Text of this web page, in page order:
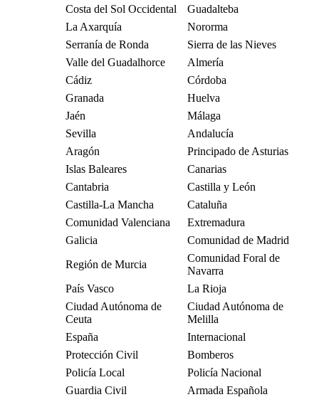
Costa del Sol Occidental
Guadalteba
La Axarquía
Nororma
Serranía de Ronda
Sierra de las Nieves
Valle del Guadalhorce
Almería
Cádiz
Córdoba
Granada
Huelva
Jaén
Málaga
Sevilla
Andalucía
Aragón
Principado de Asturias
Islas Baleares
Canarias
Cantabria
Castilla y León
Castilla-La Mancha
Cataluña
Comunidad Valenciana
Extremadura
Galicia
Comunidad de Madrid
Región de Murcia
Comunidad Foral de
Navarra
País Vasco
La Rioja
Ciudad Autónoma de
Ceuta
Ciudad Autónoma de
Melilla
España
Internacional
Protección Civil
Bomberos
Policía Local
Policía Nacional
Guardia Civil
Armada Española